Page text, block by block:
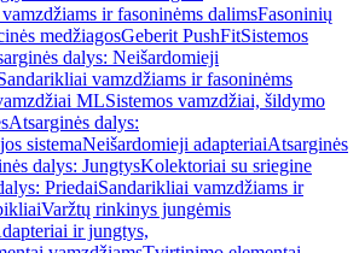
ir fasoninėms dalimsFasoninių
medžiagosGeberit PushFitSistemos
dalys: Neišardomieji
vamzdžiams ir fasoninėms
MLSistemos vamzdžiai, šildymo
Atsarginės dalys:
sistemaNeišardomieji adapteriaiAtsarginės
dalys: JungtysKolektoriai su sriegine
PriedaiSandarikliai vamzdžiams ir
Varžtų rinkinys jungėmis
ir jungtys,